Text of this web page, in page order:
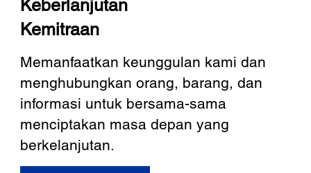
Keberlanjutan
Kemitraan
Memanfaatkan keunggulan kami dan
menghubungkan orang, barang, dan
informasi untuk bersama-sama
menciptakan masa depan yang
berkelanjutan.